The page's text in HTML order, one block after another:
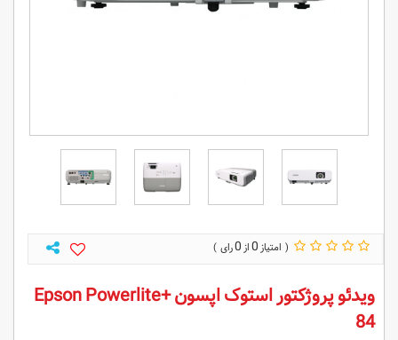
0
0
ویدئو پروژکتور استوک اپسون +Epson Powerlite
84